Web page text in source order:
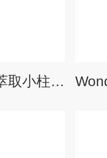
WondaSep NH2萃取小柱（5010-81203/81204）